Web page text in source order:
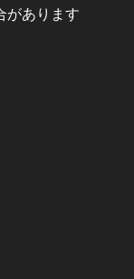
があります